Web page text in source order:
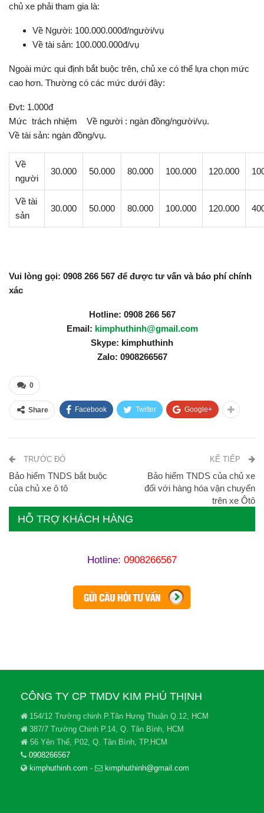
chủ xe phải tham gia là:
Về Người: 100.000.000đ/người/vụ
Về tài sản: 100.000.000đ/vụ
Ngoài mức qui định bắt buộc trên, chủ xe có thể lựa chọn mức
cao hơn. Thường có các mức dưới đây:
Đvt: 1.000đ
Mức trách nhiệm Về người : ngàn đồng/người/vụ.
Về tài sản: ngàn đồng/vụ.
Về
người
30.000 50.000 80.000 100.000 120.000
Về tài
sản
30.000 50.000 80.000 100.000 120.000
Vui lòng gọi: 0908 266 567 để được tư vấn và báo phí chính
xác
Hotline: 0908 266 567
Email: kimphuthinh@gmail.com
Skype: kimphuthinh
Zalo: 0908266567
0
Share Facebook Twitter Google+
TRƯỚC ĐÓ
Bảo hiểm TNDS bắt buộc
của chủ xe ô tô
KẾ TIẾP
Bảo hiểm TNDS của chủ xe
đối với hàng hóa vận chuyển
trên xe Ôtô
HỖ TRỢ KHÁCH HÀNG
Hotline: 0908266567
CÔNG TY CP TMDV KIM PHÚ THỊNH
154/12 Trường chinh P.Tân Hưng Thuận Q.12, HCM
387/7 Trường Chinh P.14, Q. Tân Bình, HCM
56 Yên Thế, P02, Q. Tân Bình, TP.HCM
0908266567
kimphuthinh.com - kimphuthinh@gmail.com